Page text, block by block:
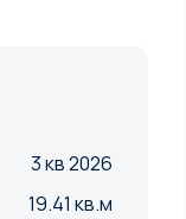
3 кв 2026
19.41 кв.м